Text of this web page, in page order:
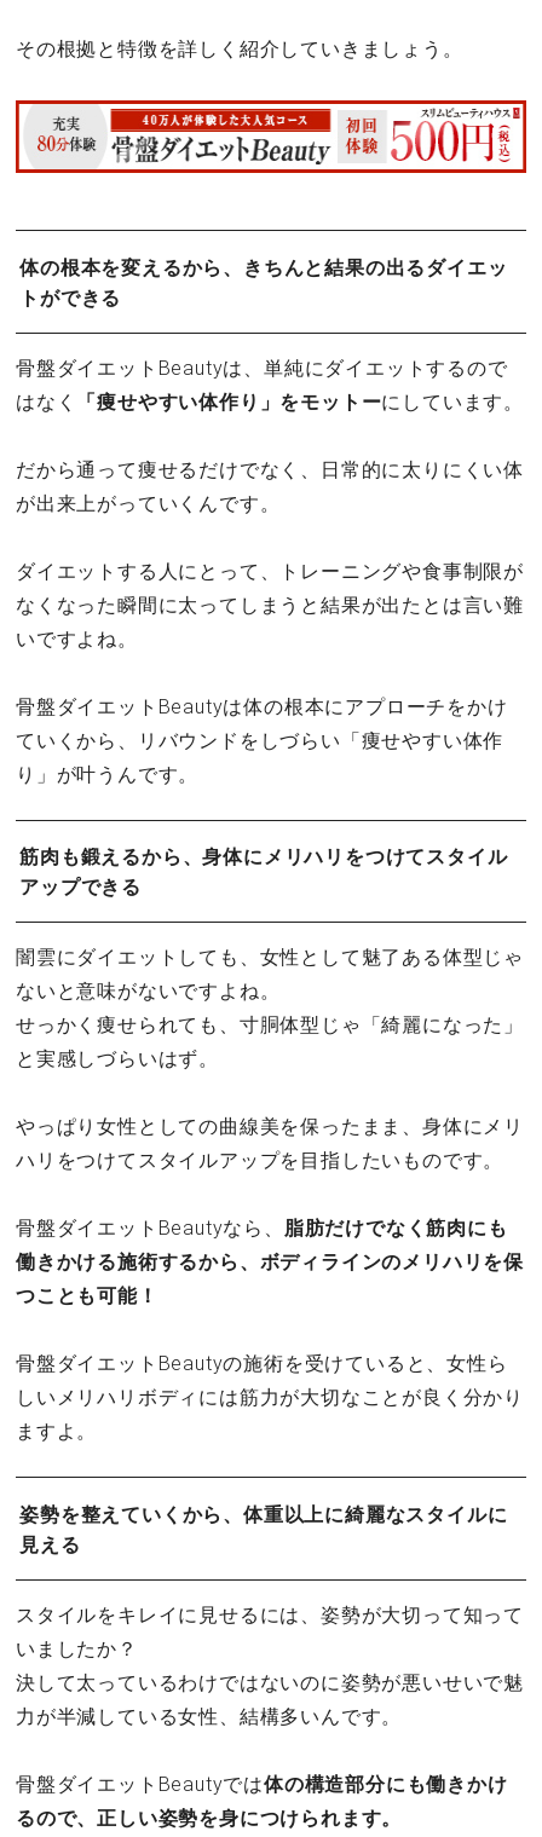
その根拠と特徴を詳しく紹介していきましょう。
体の根本を変えるから、きちんと結果の出るダイエッ
トができる
骨盤ダイエットBeautyは、単純にダイエットするので
はなく
「痩せやすい体作り」をモットーにしています。
だから通って痩せるだけでなく、日常的に太りにくい体
が出来上がっていくんです。
ダイエットする人にとって、トレーニングや食事制限が
なくなった瞬間に太ってしまうと結果が出たとは言い難
いですよね。
骨盤ダイエットBeautyは体の根本にアプローチをかけ
ていくから、リバウンドをしづらい「痩せやすい体作
り」が叶うんです。
筋肉も鍛えるから、身体にメリハリをつけてスタイル
アップできる
闇雲にダイエットしても、女性として魅了ある体型じゃ
ないと意味がないですよね。
せっかく痩せられても、寸胴体型じゃ「綺麗になった」
と実感しづらいはず。
やっぱり女性としての曲線美を保ったまま、身体にメリ
ハリをつけてスタイルアップを目指したいものです。
骨盤ダイエットBeautyなら、 脂肪だけでなく筋肉にも
働きかける施術するから、ボディラインのメリハリを保
つことも可能！
骨盤ダイエットBeautyの施術を受けていると、女性ら
しいメリハリボディには筋力が大切なことが良く分かり
ますよ。
姿勢を整えていくから、体重以上に綺麗なスタイルに
見える
スタイルをキレイに見せるには、姿勢が大切って知って
いましたか？
決して太っているわけではないのに姿勢が悪いせいで魅
力が半減している女性、結構多いんです。
骨盤ダイエットBeautyでは体の構造部分にも働きかけ
るので、正しい姿勢を身につけられます。